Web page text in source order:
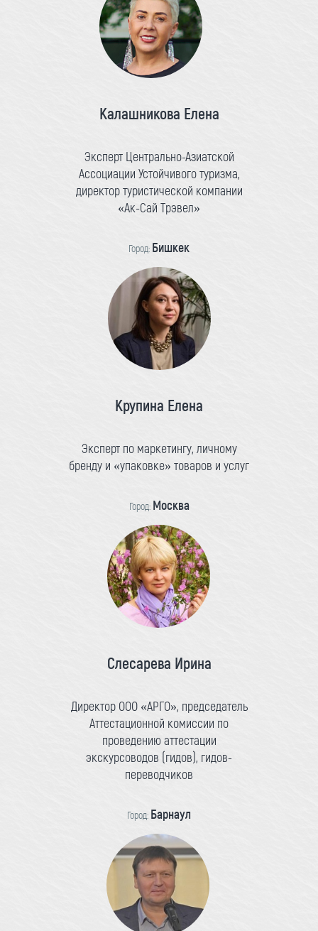
Калашникова Елена
Эксперт Центрально-Азиатской
Ассоциации Устойчивого туризма,
директор туристической компании
«Ак-Сай Трэвел»
Город: Бишкек
Крупина Елена
Эксперт по маркетингу, личному
бренду и «упаковке» товаров и услуг
Город: Москва
Слесарева Ирина
Директор ООО «АРГО», председатель
Аттестационной комиссии по
проведению аттестации
экскурсоводов (гидов), гидов-
переводчиков
Город: Барнаул